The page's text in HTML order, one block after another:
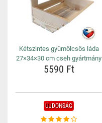
Kétszintes gyümölcsös láda
27×34×30 cm cseh gyártmány
5590 Ft
ÚJDONSÁG